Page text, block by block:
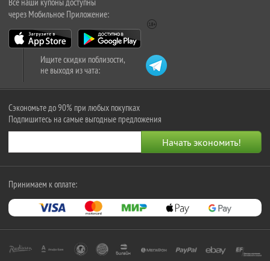
через Мобильное Приложение:
Ищите скидки поблизости,
не выходя из чата:
Сэкономьте до 90% при любых покупках
Подпишитесь на самые выгодные предложения
Принимаем к оплате: